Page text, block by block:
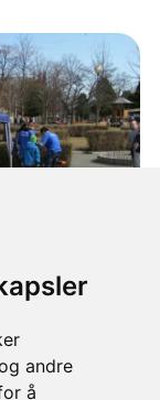
andre
å